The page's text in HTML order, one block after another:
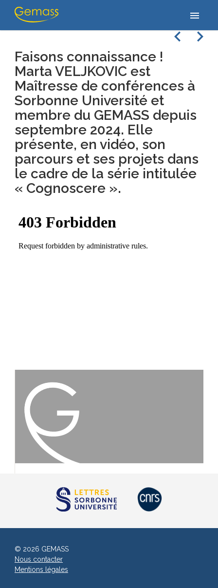
menu
Accueil/Vidéos
Maîtresse de conférences à Sorbonne Université et membre du…
navigate_beforenavigate_next
Faisons connaissance !
Marta VELJKOVIC est
Maîtresse de conférences à
Sorbonne Université et
membre du GEMASS depuis
septembre 2024. Elle
présente, en vidéo, son
parcours et ses projets dans
le cadre de la série intitulée
« Cognoscere ».
© 2026 GEMASS
Nous contacter
Mentions légales